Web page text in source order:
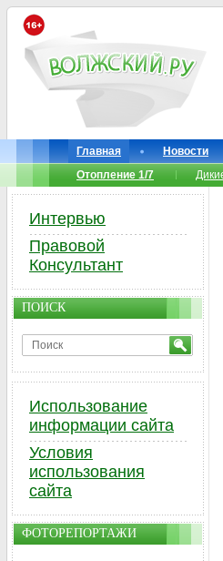
Главная Новости
Отопление 1/7
Интервью
Правовой
Консультант
ПОИСК
Использование
информации сайта
Условия
использования
сайта
ФОТОРЕПОРТАЖИ